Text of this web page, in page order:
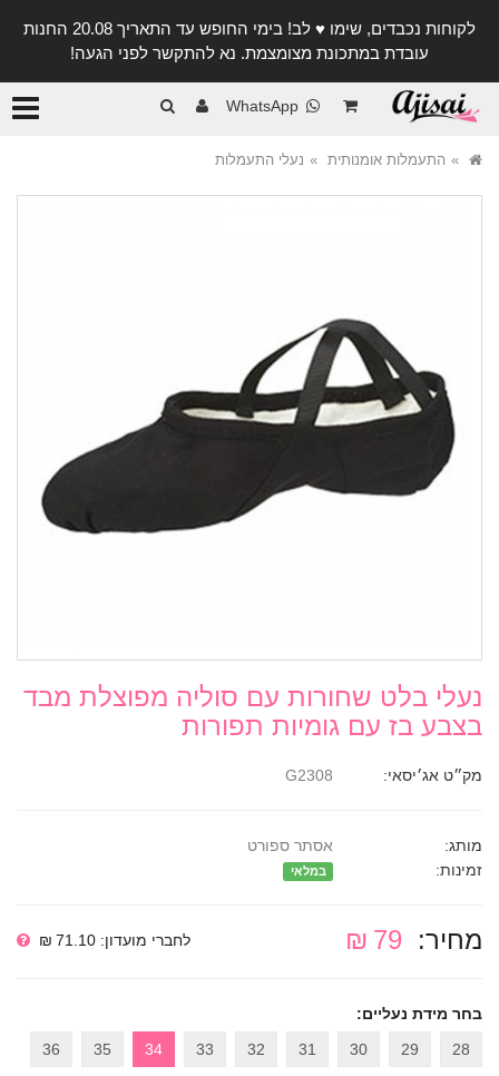
לקוחות נכבדים, שימו ♥️ לב! בימי החופש עד התאריך 20.08 החנות
עובדת במתכונת מצומצמת. נא להתקשר לפני הגעה!
WhatsApp
התעמלות אומנותית נעלי התעמלות
נעלי בלט שחורות עם סוליה מפוצלת מבד
בצבע בז עם גומיות תפורות
מק״ט אג׳יסאי:
מותג:
אסתר ספורט
זמינות:
במלאי
מחיר: 79 ₪ לחברי מועדון: 71.10 ₪
בחר מידת נעליים:
28
29
30
31
32
33
34
35
36